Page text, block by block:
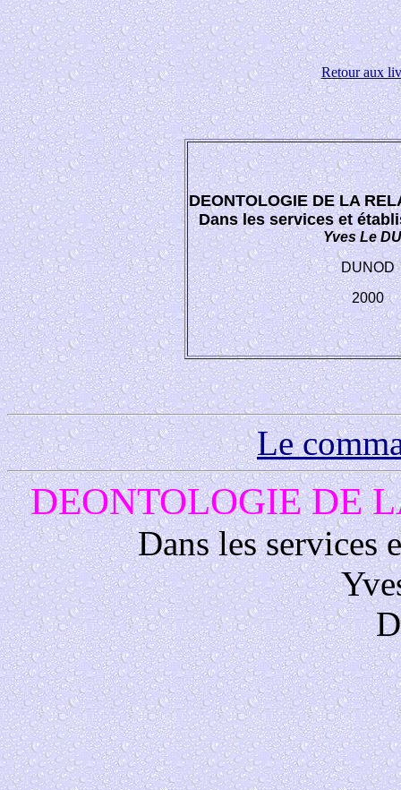
Retour aux
DEONTOLOGIE DE LA
Dans les services et
Yves Le
DUNOD
2000
Le
DEONTOLOGIE DE
Dans les services